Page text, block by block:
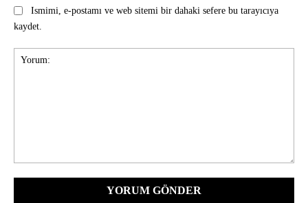
Ismimi, e-postamı ve web sitemi bir dahaki sefere bu tarayıcıya
kaydet.